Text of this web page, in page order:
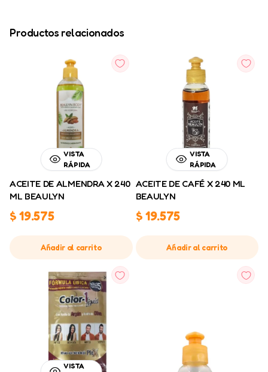
Productos relacionados
VISTA
RÁPIDA
ACEITE DE ALMENDRA X 240
ML BEAULYN
$19.575
Añadir al carrito
VISTA
RÁPIDA
ACEITE DE CAFÉ X 240 ML
BEAULYN
$19.575
Añadir al carrito
VISTA